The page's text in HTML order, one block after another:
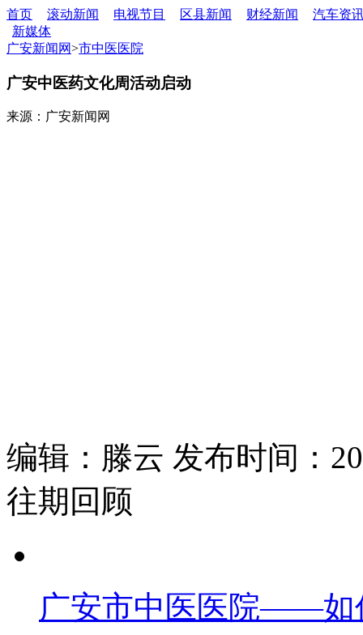
首页 滚动新闻 电视节目 区县新闻 财经新闻
汽车资
新媒体
广安新闻网>市中医医院
广安中医药文化周活动启动
来源：广安新闻网
编辑：滕云 发布时间：
往期回顾
广安市中医医院——如